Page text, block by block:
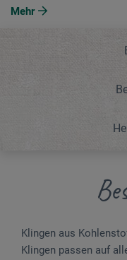
Mehr
Klingen aus
Klingen passen auf